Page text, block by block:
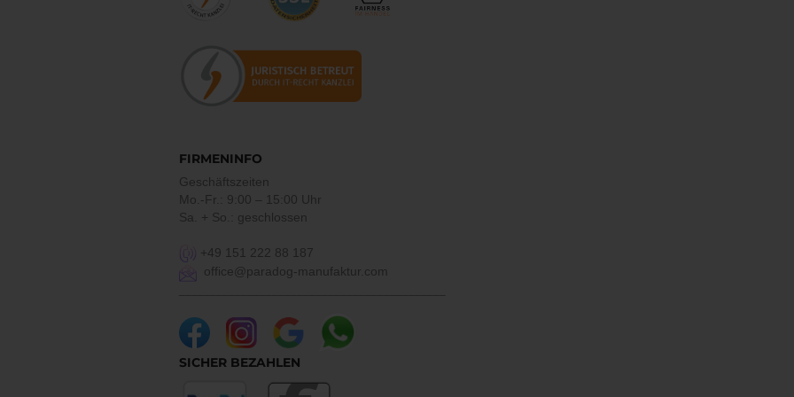
FIRMENINFO
Geschäftszeiten
Mo.-Fr.: 9:00 – 15:00 Uhr
Sa. + So.: geschlossen
+49 151 222 88 187
office@paradog-manufaktur.com
SICHER BEZAHLEN